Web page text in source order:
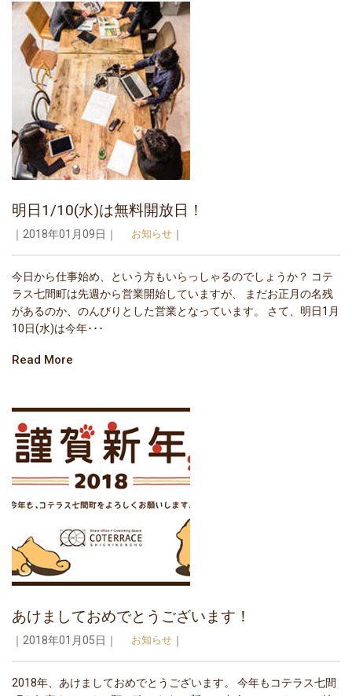
明日1/10(水)は無料開放日！
｜2018年01月09日｜ お知らせ ｜
今日から仕事始め、という方もいらっしゃるのでしょうか？ コテ
ラス七間町は先週から営業開始していますが、 まだお正月の名残
があるのか、のんびりとした営業となっています。 さて、明日1月
10日(水)は今年･･･
Read More
あけましておめでとうございます！
｜2018年01月05日｜ お知らせ ｜
2018年、あけましておめでとうございます。 今年もコテラス七間